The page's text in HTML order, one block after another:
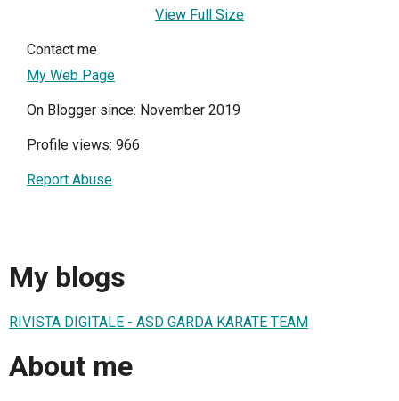
View Full Size
Contact me
My Web Page
On Blogger since: November 2019
Profile views: 966
Report Abuse
My blogs
RIVISTA DIGITALE - ASD GARDA KARATE TEAM
About me